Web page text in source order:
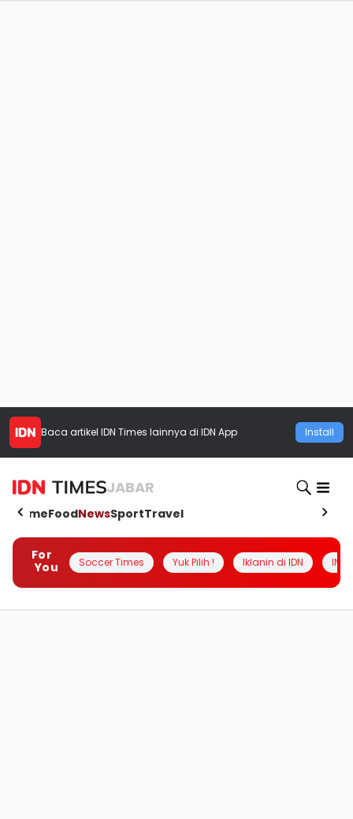
Baca artikel IDN Times lainnya di IDN App Install
JABAR
HomeFoodNewsSportTravel
For
You
Soccer Times Yuk Pilih ! Iklanin di IDN